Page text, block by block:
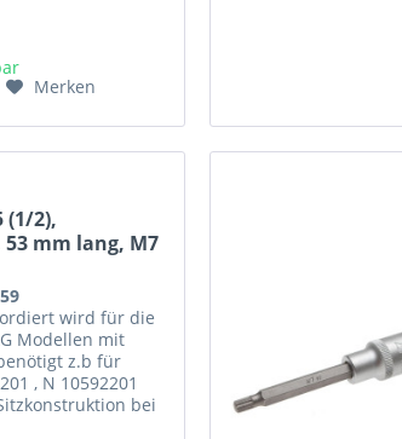
Merken
(1/2),
mm lang, M7
wird für die
Modellen mit
z.b für
, N 10592201
bei